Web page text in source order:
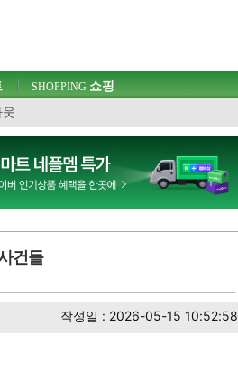
SHOPPING 쇼핑
건들
작성일 : 2026-05-15 10:52:58